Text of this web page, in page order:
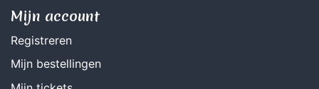
Mijn account
Registreren
Mijn bestellingen